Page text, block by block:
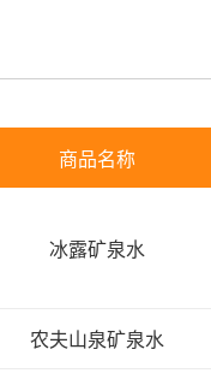
商品名称
冰露矿泉水
农夫山泉矿泉水